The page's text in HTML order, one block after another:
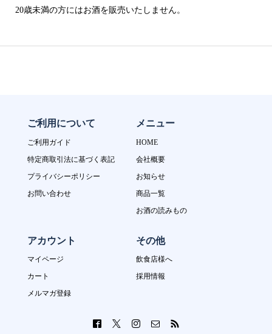
20歳未満の方にはお酒を販売いたしません。
ご利用について
ご利用ガイド
特定商取引法に基づく表記
プライバシーポリシー
お問い合わせ
メニュー
HOME
会社概要
お知らせ
商品一覧
お酒の読みもの
アカウント
マイページ
カート
メルマガ登録
その他
飲食店様へ
採用情報